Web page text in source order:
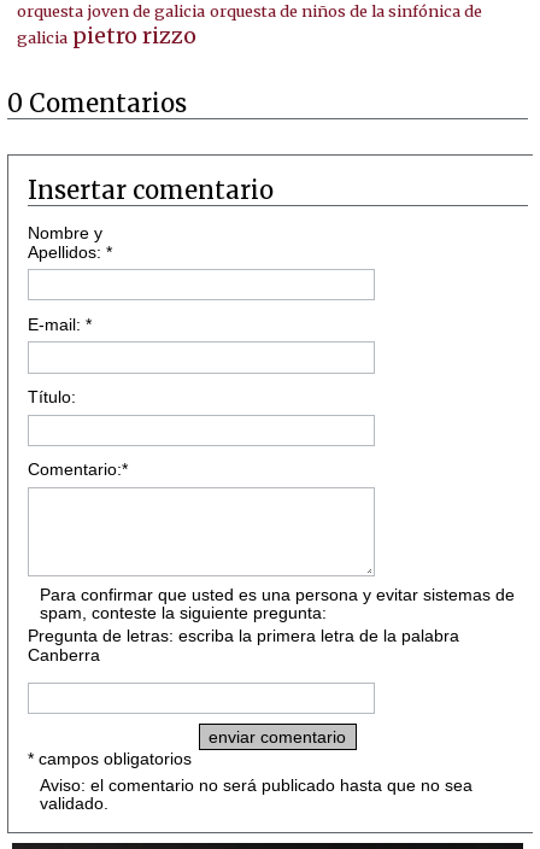
orquesta joven de galicia orquesta de niños de la sinfónica de
galicia pietro rizzo
0 Comentarios
Insertar comentario
Nombre y
Apellidos: *
E-mail: *
Título:
Comentario:*
Para confirmar que usted es una persona y evitar sistemas de
spam, conteste la siguiente pregunta:
Pregunta de letras: escriba la primera letra de la palabra
Canberra
* campos obligatorios
Aviso: el comentario no será publicado hasta que no sea
validado.